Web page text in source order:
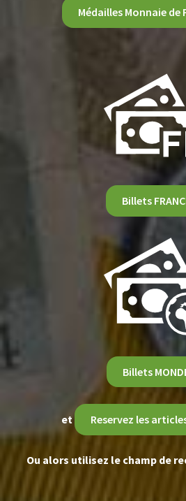
Médailles Monnaie de
Billets
Billets
et Reservez les
Ou alors utilisez le champ de